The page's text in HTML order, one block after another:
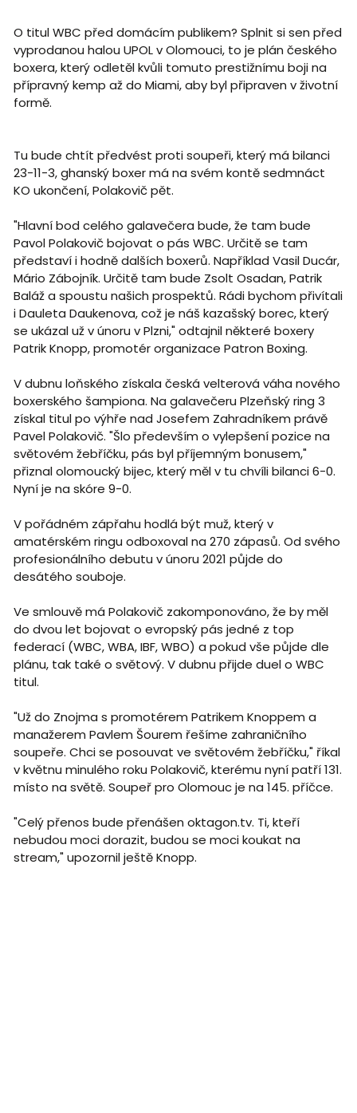
O titul WBC před domácím publikem? Splnit si sen před
vyprodanou halou UPOL v Olomouci, to je plán českého
boxera, který odletěl kvůli tomuto prestižnímu boji na
přípravný kemp až do Miami, aby byl připraven v životní
formě.
Tu bude chtít předvést proti soupeři, který má bilanci
23-11-3, ghanský boxer má na svém kontě sedmnáct
KO ukončení, Polakovič pět.
"Hlavní bod celého galavečera bude, že tam bude
Pavol Polakovič bojovat o pás WBC. Určitě se tam
představí i hodně dalších boxerů. Například Vasil Ducár,
Mário Zábojník. Určitě tam bude Zsolt Osadan, Patrik
Baláž a spoustu našich prospektů. Rádi bychom přivítali
i Dauleta Daukenova, což je náš kazašský borec, který
se ukázal už v únoru v Plzni," odtajnil některé boxery
Patrik Knopp, promotér organizace Patron Boxing.
V dubnu loňského získala česká velterová váha nového
boxerského šampiona. Na galavečeru Plzeňský ring 3
získal titul po výhře nad Josefem Zahradníkem právě
Pavel Polakovič. "Šlo především o vylepšení pozice na
světovém žebříčku, pás byl příjemným bonusem,"
přiznal olomoucký bijec, který měl v tu chvíli bilanci 6-0.
Nyní je na skóre 9-0.
V pořádném zápřahu hodlá být muž, který v
amatérském ringu odboxoval na 270 zápasů. Od svého
profesionálního debutu v únoru 2021 půjde do
desátého souboje.
Ve smlouvě má Polakovič zakomponováno, že by měl
do dvou let bojovat o evropský pás jedné z top
federací (WBC, WBA, IBF, WBO) a pokud vše půjde dle
plánu, tak také o světový. V dubnu přijde duel o WBC
titul.
"Už do Znojma s promotérem Patrikem Knoppem a
manažerem Pavlem Šourem řešíme zahraničního
soupeře. Chci se posouvat ve světovém žebříčku," říkal
v květnu minulého roku Polakovič, kterému nyní patří 131.
místo na světě. Soupeř pro Olomouc je na 145. příčce.
"Celý přenos bude přenášen oktagon.tv. Ti, kteří
nebudou moci dorazit, budou se moci koukat na
stream," upozornil ještě Knopp.